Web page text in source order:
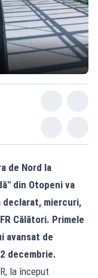
de Nord la
din Otopeni va
declarat, miercuri,
Călători. Primele
avansat de
decembrie.
la început